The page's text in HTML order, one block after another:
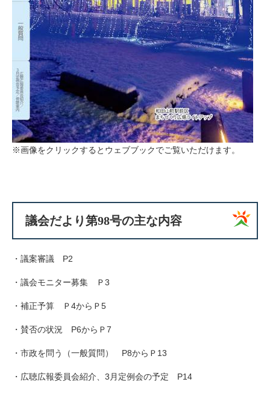
※画像をクリックするとウェブブックでご覧いただけます。
議会だより第98号の主な内容
・議案審議 P2
・議会モニター募集 Ｐ3
・補正予算 Ｐ4からＰ5
・賛否の状況 P6からＰ7
・市政を問う（一般質問） P8からＰ13
・広聴広報委員会紹介、3月定例会の予定 P14